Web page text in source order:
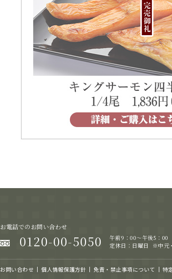
お電話でのお問い合わせ
0120-00-5050
午前9：00～午後5：00
定休日：日曜日 ※中元
お問い合わせ 個人情報保護方針 免責・禁止事項について 特